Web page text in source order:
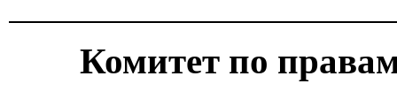
Комитет по